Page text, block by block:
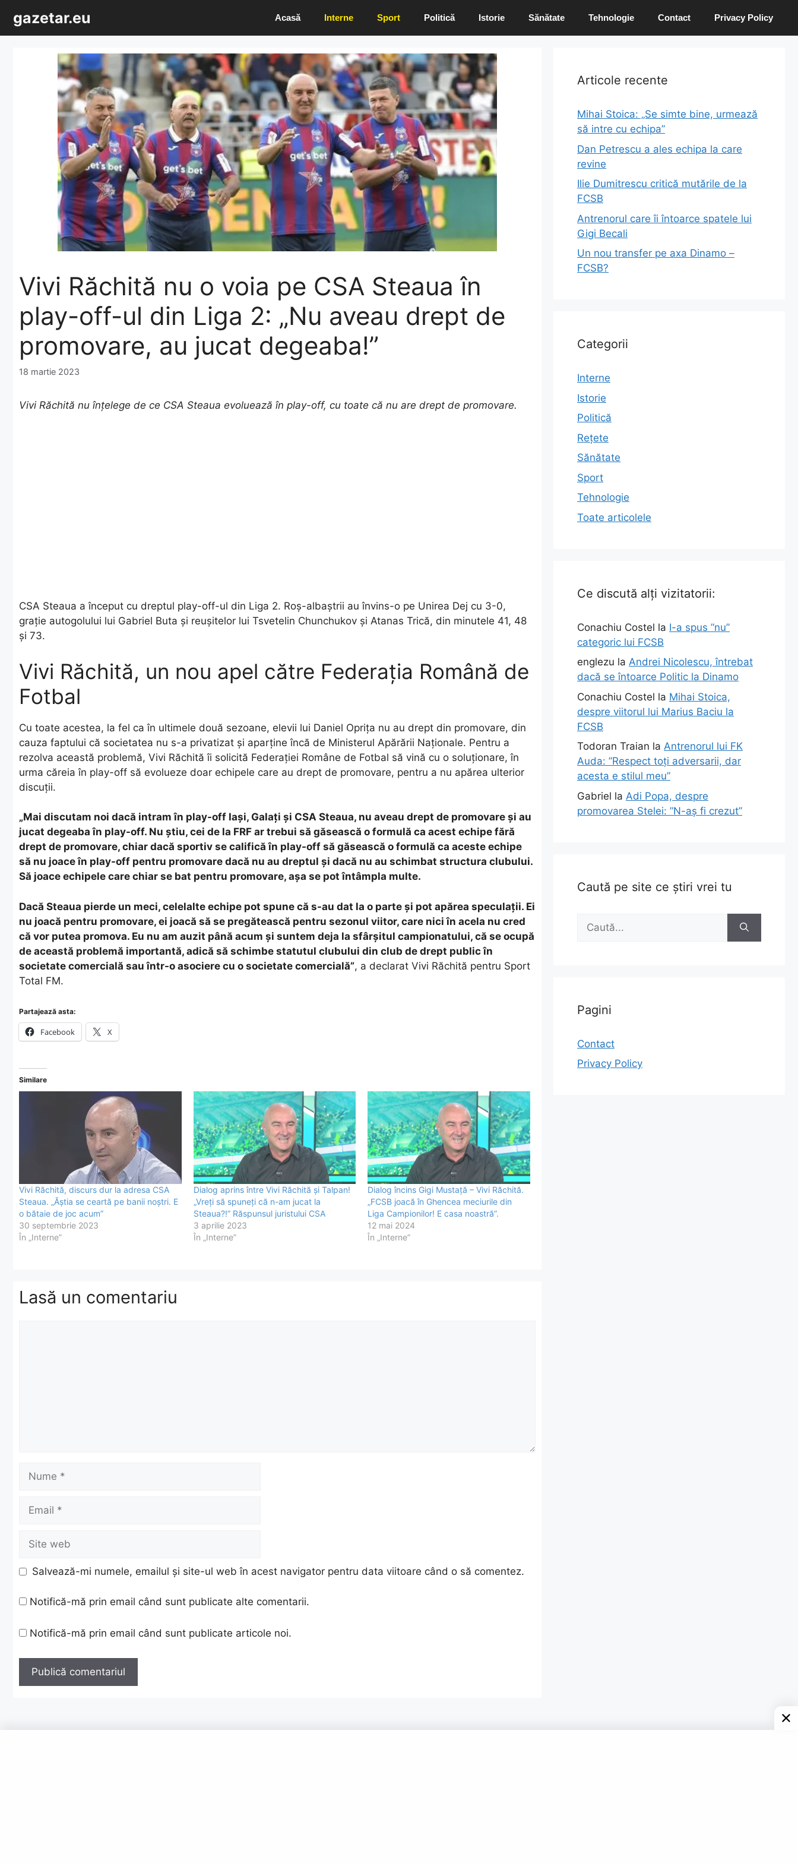
conținut
gazetar.eu Acasă Interne Sport Politică Istorie Sănătate Tehnologie Contact Privacy Policy
Vivi Răchită nu o voia pe CSA Steaua în
play-off-ul din Liga 2: „Nu aveau drept de
promovare, au jucat degeaba!”
18 martie 2023
Vivi Răchită nu înțelege de ce CSA Steaua evoluează în play-off, cu toate că nu are drept de promovare.
CSA Steaua a început cu dreptul play-off-ul din Liga 2. Roș-albaștrii au învins-o pe Unirea Dej cu 3-0,
grație autogolului lui Gabriel Buta și reușitelor lui Tsvetelin Chunchukov și Atanas Trică, din minutele 41, 48
și 73.
Vivi Răchită, un nou apel către Federația Română de
Fotbal
Cu toate acestea, la fel ca în ultimele două sezoane, elevii lui Daniel Oprița nu au drept din promovare, din
cauza faptului că societatea nu s-a privatizat și aparține încă de Ministerul Apărării Naționale. Pentru a
rezolva această problemă, Vivi Răchită îi solicită Federației Române de Fotbal să vină cu o soluționare, în
urma căreia în play-off să evolueze doar echipele care au drept de promovare, pentru a nu apărea ulterior
discuții.
„Mai discutam noi dacă intram în play-off Iași, Galați și CSA Steaua, nu aveau drept de promovare și au
jucat degeaba în play-off. Nu știu, cei de la FRF ar trebui să găsească o formulă ca acest echipe fără
drept de promovare, chiar dacă sportiv se califică în play-off să găsească o formulă ca aceste echipe
să nu joace în play-off pentru promovare dacă nu au dreptul și dacă nu au schimbat structura clubului.
Să joace echipele care chiar se bat pentru promovare, așa se pot întâmpla multe.
Dacă Steaua pierde un meci, celelalte echipe pot spune că s-au dat la o parte și pot apărea speculații. Ei
nu joacă pentru promovare, ei joacă să se pregătească pentru sezonul viitor, care nici în acela nu cred
că vor putea promova. Eu nu am auzit până acum și suntem deja la sfârșitul campionatului, că se ocupă
de această problemă importantă, adică să schimbe statutul clubului din club de drept public în
societate comercială sau într-o asociere cu o societate comercială”, a declarat Vivi Răchită pentru Sport
Total FM.
Partajează asta:
Facebook X
Similare
Vivi Răchită, discurs dur la adresa CSA
Steaua. „Ăștia se ceartă pe banii noștri. E
o bătaie de joc acum”
30 septembrie 2023
În „Interne”
Dialog aprins între Vivi Răchită și Talpan!
„Vreți să spuneți că n-am jucat la
Steaua?!” Răspunsul juristului CSA
3 aprilie 2023
În „Interne”
Dialog încins Gigi Mustață – Vivi Răchită.
„FCSB joacă în Ghencea meciurile din
Liga Campionilor! E casa noastră”.
12 mai 2024
În „Interne”
Lasă un comentariu
Nume
Email
Site
web
Salvează-mi numele, emailul și site-ul web în acest navigator pentru data viitoare când o să comentez.
Notifică-mă prin email când sunt publicate alte comentarii.
Notifică-mă prin email când sunt publicate articole noi.
Articole recente
Mihai Stoica: „Se simte bine, urmează
să intre cu echipa”
Dan Petrescu a ales echipa la care
revine
Ilie Dumitrescu critică mutările de la
FCSB
Antrenorul care îi întoarce spatele lui
Gigi Becali
Un nou transfer pe axa Dinamo –
FCSB?
Categorii
Interne
Istorie
Politică
Rețete
Sănătate
Sport
Tehnologie
Toate articolele
Ce discută alți vizitatorii:
Conachiu Costel la I-a spus ”nu”
categoric lui FCSB
englezu la Andrei Nicolescu, întrebat
dacă se întoarce Politic la Dinamo
Conachiu Costel la Mihai Stoica,
despre viitorul lui Marius Baciu la
FCSB
Todoran Traian la Antrenorul lui FK
Auda: ”Respect toți adversarii, dar
acesta e stilul meu”
Gabriel la Adi Popa, despre
promovarea Stelei: ”N-aș fi crezut”
Caută pe site ce știri vrei tu
după:
Pagini
Contact
Privacy Policy